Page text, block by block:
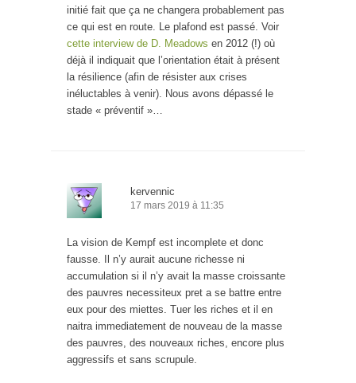
initié fait que ça ne changera probablement pas
ce qui est en route. Le plafond est passé. Voir
cette interview de D. Meadows en 2012 (!) où
déjà il indiquait que l’orientation était à présent
la résilience (afin de résister aux crises
inéluctables à venir). Nous avons dépassé le
stade « préventif »…
kervennic
17 mars 2019 à 11:35
La vision de Kempf est incomplete et donc
fausse. Il n’y aurait aucune richesse ni
accumulation si il n’y avait la masse croissante
des pauvres necessiteux pret a se battre entre
eux pour des miettes. Tuer les riches et il en
naitra immediatement de nouveau de la masse
des pauvres, des nouveaux riches, encore plus
aggressifs et sans scrupule.